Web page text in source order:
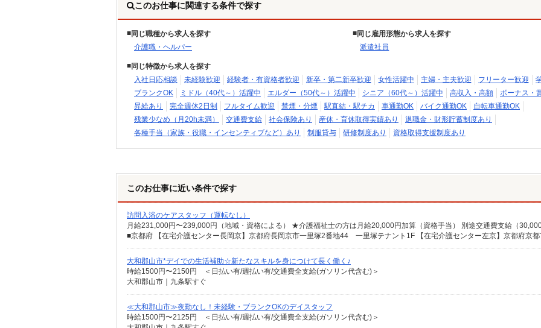
このお仕事に関連する条件で探す
同じ職種から求人を探す
介護職・ヘルパー
同じ雇用形態から求人を探す
派遣社員
同じ特徴から求人を探す
入社日応相談
未経験歓迎 経験者・有資格者歓迎 新卒・第二新卒歓迎 女性活躍中 主婦・主夫歓迎 フリーター歓迎
ブランクOK
ミドル（40代～）活躍中 エルダー（50代～）活躍中 シニア（60代～）活躍中 高収入・高額
ボーナス・
昇給あり
完全週休2日制 フルタイム歓迎 禁煙・分煙 駅直結・駅チカ 車通勤OK バイク通勤OK
自転車通勤OK
残業少なめ（月20h未満）
交通費支給 社会保険あり 産休・育休取得実績あり
退職金・財形貯蓄制度あり
各種手当（家族・役職・インセンティブなど）あり
制服貸与 研修制度あり 資格取得支援制度あり
このお仕事に近い条件で探す
訪問入浴のケアスタッフ（運転なし）
大和郡山市*デイでの生活補助☆新たなスキルを身につけて長く働く♪
時給1500円〜2150円 ＜日払い有/週払い有/交通費全支給(ガソリン代含む)＞
大和郡山市｜九条駅すぐ
≪大和郡山市≫夜勤なし！未経験・ブランクOKのデイスタッフ
時給1500円〜2125円 ＜日払い有/週払い有/交通費全支給(ガソリン代含む)＞